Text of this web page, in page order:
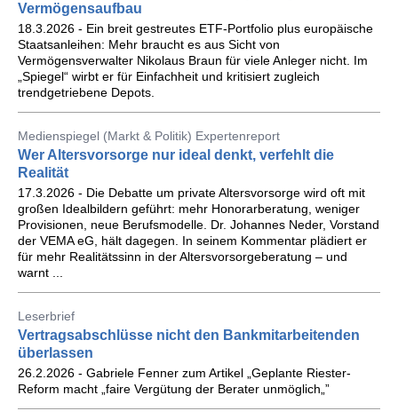
Vermögensaufbau
18.3.2026 - Ein breit gestreutes ETF-Portfolio plus europäische
Staatsanleihen: Mehr braucht es aus Sicht von
Vermögensverwalter Nikolaus Braun für viele Anleger nicht. Im
„Spiegel“ wirbt er für Einfachheit und kritisiert zugleich
trendgetriebene Depots.
Medienspiegel (Markt & Politik) Expertenreport
Wer Altersvorsorge nur ideal denkt, verfehlt die
Realität
17.3.2026 - Die Debatte um private Altersvorsorge wird oft mit
großen Idealbildern geführt: mehr Honorarberatung, weniger
Provisionen, neue Berufsmodelle. Dr. Johannes Neder, Vorstand
der VEMA eG, hält dagegen. In seinem Kommentar plädiert er
für mehr Realitätssinn in der Altersvorsorgeberatung – und
warnt ...
Leserbrief
Vertragsabschlüsse nicht den Bankmitarbeitenden
überlassen
26.2.2026 - Gabriele Fenner zum Artikel „Geplante Riester-
Reform macht „faire Vergütung der Berater unmöglich„”